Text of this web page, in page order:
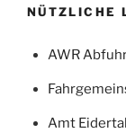
NÜTZLICHE
AWR
Amt Eidertal